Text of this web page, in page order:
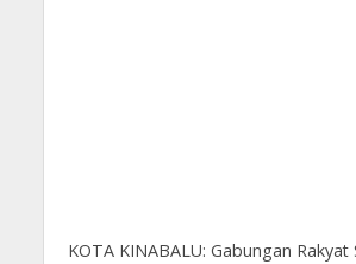
KOTA KINABALU: Gabungan Rakyat